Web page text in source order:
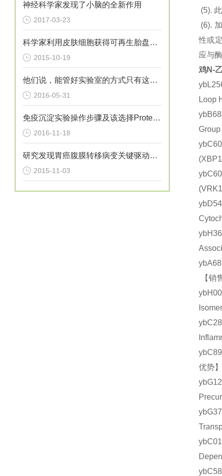
神经科学家发现了小脑的全新作用
2017-03-23
科学家利用皮肤细胞获得可再生胎盘的干细胞
2015-10-19
他们说，能管好实验室的方式只有这一种
2016-05-31
免疫沉淀实验操作步骤及该选择Protein A还是G？
2016-11-18
研究发现胃癌腹膜转移病变关键驱动基因
2015-11-03
(5).
(6).
性或
应与
鸡N-
Loop
【销
优势